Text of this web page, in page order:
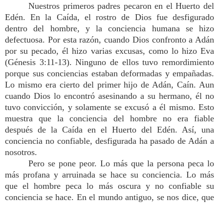
Nuestros primeros padres pecaron en el Huerto del
Edén. En la Caída, el rostro de Dios fue desfigurado
dentro del hombre, y la conciencia humana se hizo
defectuosa. Por esta razón, cuando Dios confronto a Adán
por su pecado, él hizo varias excusas, como lo hizo Eva
(Génesis 3:11-13). Ninguno de ellos tuvo remordimiento
porque sus conciencias estaban deformadas y empañadas.
Lo mismo era cierto del primer hijo de Adán, Caín. Aun
cuando Dios lo encontró asesinando a su hermano, él no
tuvo convicción, y solamente se excusó a él mismo. Esto
muestra que la conciencia del hombre no era fiable
después de la Caída en el Huerto del Edén. Así, una
conciencia no confiable, desfigurada ha pasado de Adán a
nosotros.
Pero se pone peor. Lo más que la persona peca lo
más profana y arruinada se hace su conciencia. Lo más
que el hombre peca lo más oscura y no confiable su
conciencia se hace. En el mundo antiguo, se nos dice, que